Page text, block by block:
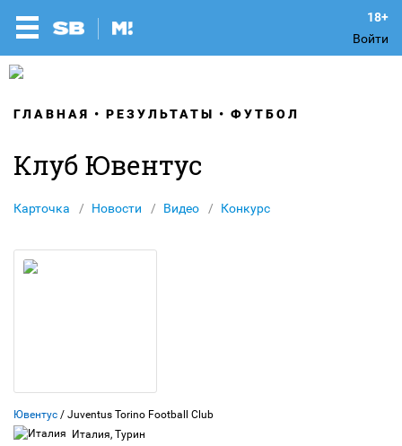
Войти
ГЛАВНАЯ РЕЗУЛЬТАТЫ ФУТБОЛ
Клуб Ювентус
Карточка Новости Видео Конкурс
Ювентус / Juventus Torino Football Club
Италия, Турин